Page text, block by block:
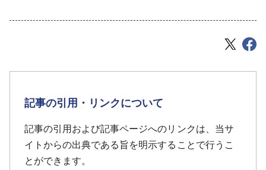
記事の引用・リンクについて
記事の引用および記事ページへのリンクは、当サ
イトからの出典である旨を明示することで行うこ
とができます。